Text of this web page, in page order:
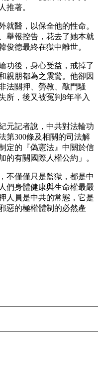
推著。
就醫，以保全他的性命。
舉報控告，花去了她本就
俊德最終在獄中離世。
功後，身心受益，戒掉了
親朋都為之震驚。他卻因
法關押、勞教、敲門騷
所，後又被冤判8年半入
元記者說，中共對法輪功
第300條及相關的司法解
定的『偽憲法』中關於信
的有關國際人權公約」。
不僅僅只是監獄，都是中
們身體健康與生命權最嚴
人員是中共的常態，它是
惡的極權體制的必然產